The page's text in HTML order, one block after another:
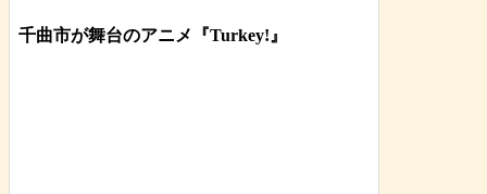
千曲市が舞台のアニメ『Turkey!』